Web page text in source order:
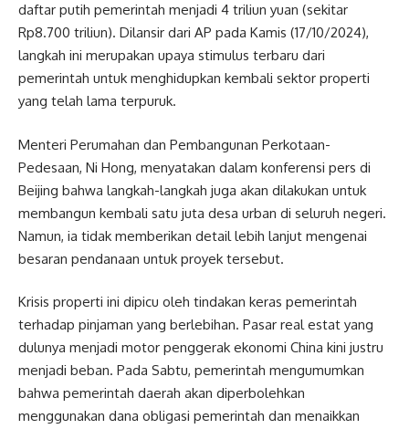
daftar putih pemerintah menjadi 4 triliun yuan (sekitar
Rp8.700 triliun). Dilansir dari AP pada Kamis (17/10/2024),
langkah ini merupakan upaya stimulus terbaru dari
pemerintah untuk menghidupkan kembali sektor properti
yang telah lama terpuruk.
Menteri Perumahan dan Pembangunan Perkotaan-
Pedesaan, Ni Hong, menyatakan dalam konferensi pers di
Beijing bahwa langkah-langkah juga akan dilakukan untuk
membangun kembali satu juta desa urban di seluruh negeri.
Namun, ia tidak memberikan detail lebih lanjut mengenai
besaran pendanaan untuk proyek tersebut.
Krisis properti ini dipicu oleh tindakan keras pemerintah
terhadap pinjaman yang berlebihan. Pasar real estat yang
dulunya menjadi motor penggerak ekonomi China kini justru
menjadi beban. Pada Sabtu, pemerintah mengumumkan
bahwa pemerintah daerah akan diperbolehkan
menggunakan dana obligasi pemerintah dan menaikkan